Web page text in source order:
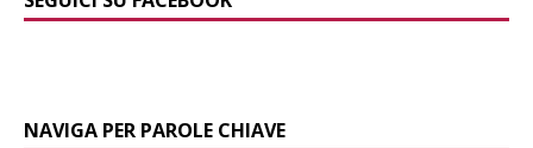
NAVIGA PER PAROLE CHIAVE